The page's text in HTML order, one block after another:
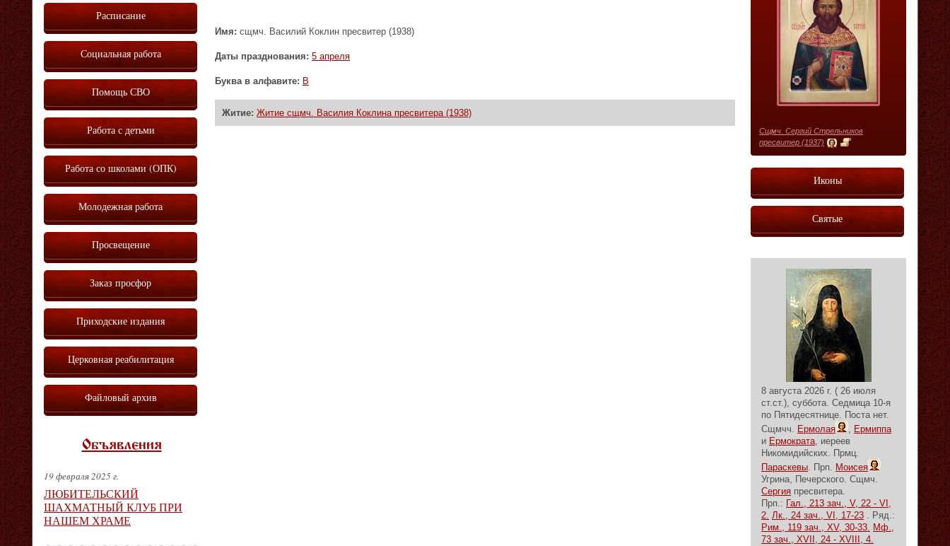
Имя: сщмч. Василий Коклин пресвитер (1938)
Даты празднования: 5 апреля
Буква в алфавите: В
Житие: Житие сщмч. Василия Коклина пресвитера (1938)
Расписание
Социальная работа
Помощь СВО
Работа с детьми
Работа со школами (ОПК)
Молодежная работа
Просвещение
Заказ просфор
Приходские издания
Церковная реабилитация
Файловый архив
Объявления
19 февраля 2025 г.
ЛЮБИТЕЛЬСКИЙ
ШАХМАТНЫЙ КЛУБ ПРИ
НАШЕМ ХРАМЕ
Сщмч. Сергий Стрельников
пресвитер (1937)
Иконы
Святые
8 августа 2026 г. ( 26 июля
ст.ст.), суббота. Седмица 10-я
по Пятидесятнице. Поста нет.
Сщмчч. Ермолая , Ермиппа
и Ермократа, иереев
Никомидийских. Прмц.
Параскевы. Прп. Моисея
Угрина, Печерского. Сщмч.
Сергия пресвитера.
Прп.: Гал., 213 зач., V, 22 - VI,
2. Лк., 24 зач., VI, 17-23 . Ряд.:
Рим., 119 зач., XV, 30-33. Мф.,
73 зач., XVII, 24 - XVIII, 4.